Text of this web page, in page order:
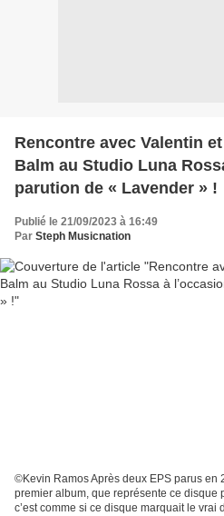
Rencontre avec Valentin
Balm au Studio Luna
parution de « Lavender » !
Publié le 21/09/2023 à 16:49
Par Steph Musicnation
©Kevin Ramos Après deux EPS parus en
premier album, que représente ce disque
c’est comme si ce disque marquait le vrai